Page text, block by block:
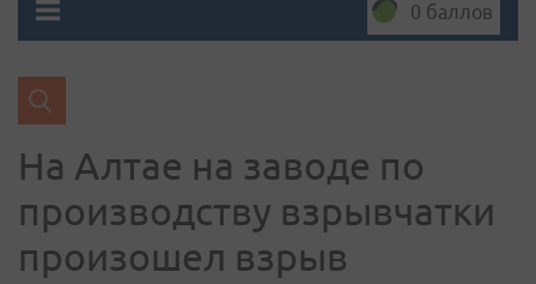
0 баллов
На Алтае на заводе по
производству взрывчатки
произошел взрыв